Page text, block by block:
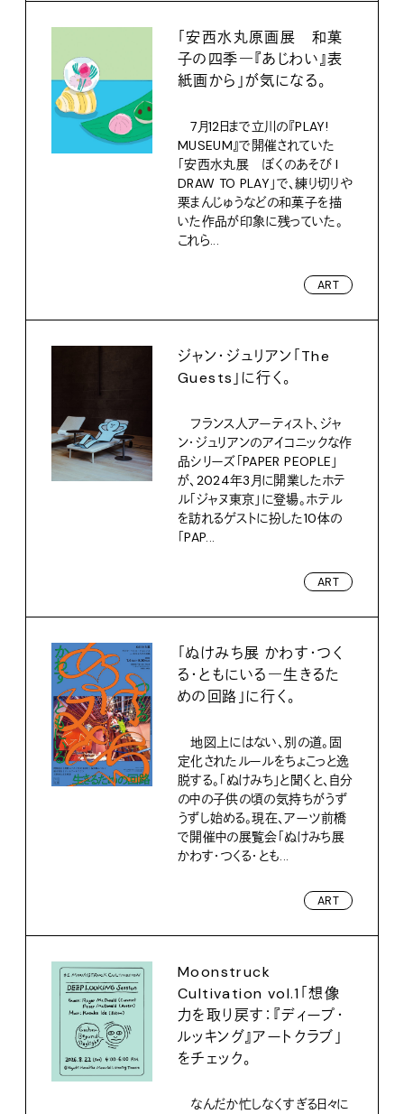
「安西水丸原画展 和菓
子の四季―『あじわい』表
紙画から」が気になる。
7月12日まで立川の『PLAY!
MUSEUM』で開催されていた
「安西水丸展 ぼくのあそび I
DRAW TO PLAY」で、練り切りや
栗まんじゅうなどの和菓子を描
いた作品が印象に残っていた。
これら...
ART
ジャン・ジュリアン「The
Guests」に行く。
フランス人アーティスト、ジャ
ン・ジュリアンのアイコニックな作
品シリーズ「PAPER PEOPLE」
が、2024年3月に開業したホテ
ル「ジャヌ東京」に登場。ホテル
を訪れるゲストに扮した10体の
「PAP...
ART
「ぬけみち展 かわす・つく
る・ともにいる―生きるた
めの回路」に行く。
地図上にはない、別の道。固
定化されたルールをちょこっと逸
脱する。「ぬけみち」と聞くと、自分
の中の子供の頃の気持ちがうず
うずし始める。現在、アーツ前橋
で開催中の展覧会「ぬけみち展
かわす・つくる・とも...
ART
Moonstruck
Cultivation vol.1「想像
力を取り戻す：『ディープ・
ルッキング』アートクラブ」
をチェック。
なんだか忙しなくすぎる日々に